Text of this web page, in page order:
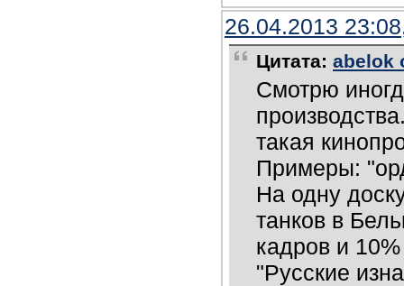
26.04.2013 23:08
Цитата: abelok
Смотрю
такая
Примеры:
На одну
танков в
кадров и
"Русские